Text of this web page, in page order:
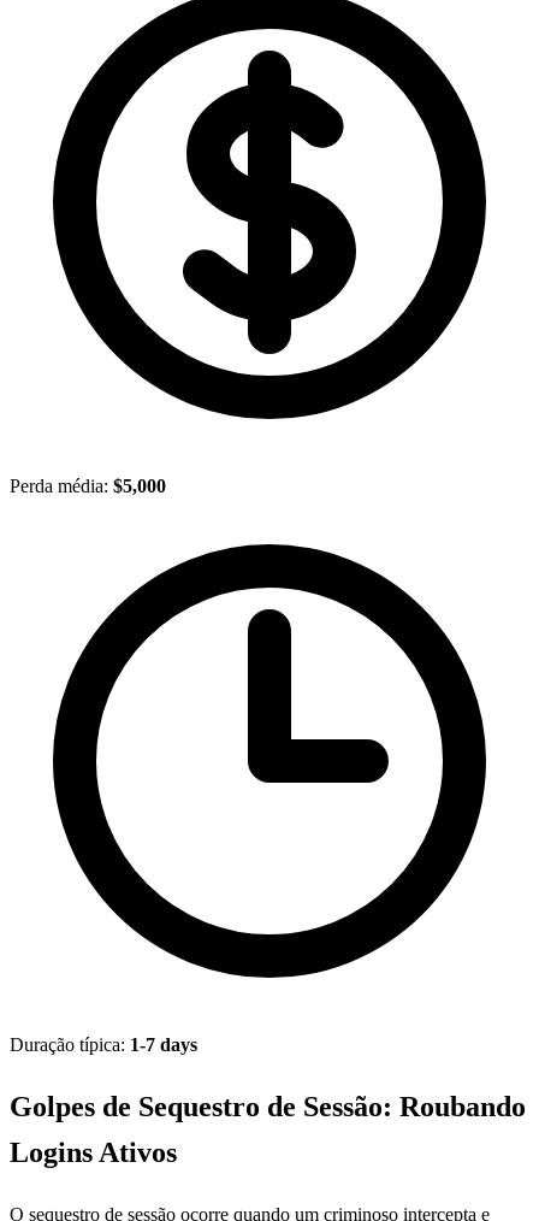
Perda média: $5,000
Duração típica: 1-7 days
Golpes de Sequestro de Sessão: Roubando
Logins Ativos
O sequestro de sessão ocorre quando um criminoso intercepta e